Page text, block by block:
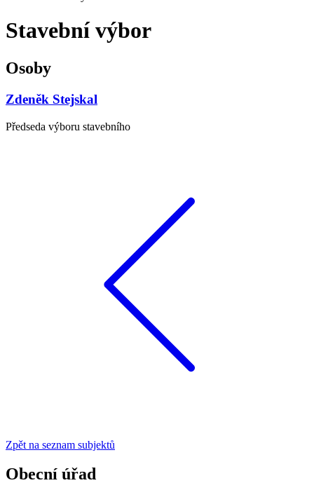
Stavební výbor
Osoby
Zdeněk Stejskal
Předseda výboru stavebního
Zpět na seznam subjektů
Obecní úřad